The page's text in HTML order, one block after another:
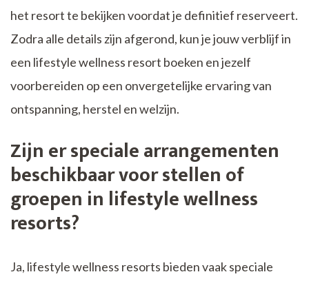
het resort te bekijken voordat je definitief reserveert.
Zodra alle details zijn afgerond, kun je jouw verblijf in
een lifestyle wellness resort boeken en jezelf
voorbereiden op een onvergetelijke ervaring van
ontspanning, herstel en welzijn.
Zijn er speciale arrangementen
beschikbaar voor stellen of
groepen in lifestyle wellness
resorts?
Ja, lifestyle wellness resorts bieden vaak speciale